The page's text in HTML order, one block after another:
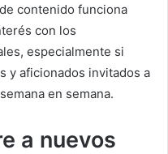
contenido funciona
con los
especialmente si
y aficionados invitados a
en semana.
a nuevos